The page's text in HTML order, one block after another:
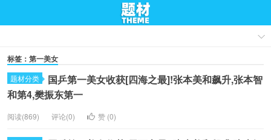
标签：第一美女
题材分类
国乒第一美女收获[四海之最]!张本美和飙升,张本智
和第4,樊振东第一
阅读(869) 评论(0) 赞 (0)